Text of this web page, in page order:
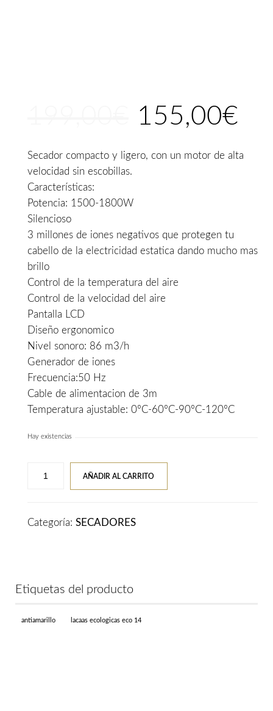
El
precio
era:
155,00€
es:
Secador compacto y ligero, con un motor de alta
velocidad sin escobillas.
Características:
Potencia: 1500-1800W
Silencioso
3 millones de iones negativos que protegen tu
cabello de la electricidad estatica dando mucho mas
brillo
Control de la temperatura del aire
Control de la velocidad del aire
Pantalla LCD
Diseño ergonomico
Nivel sonoro: 86 m3/h
Generador de iones
Frecuencia:50 Hz
Cable de alimentacion de 3m
Temperatura ajustable: 0ºC-60ºC-90ºC-120ºC
Hay existencias
cantidad
AÑADIR AL CARRITO
Categoría: SECADORES
Etiquetas del producto
antiamarillo lacaas ecologicas eco 14